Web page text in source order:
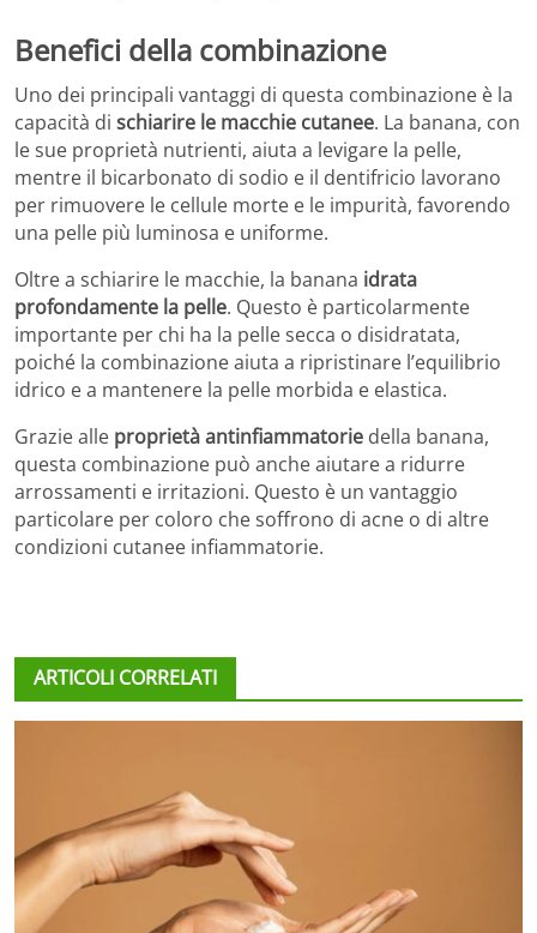
Benefici della combinazione
Uno dei principali vantaggi di questa combinazione è la
capacità di schiarire le macchie cutanee. La banana, con
le sue proprietà nutrienti, aiuta a levigare la pelle,
mentre il bicarbonato di sodio e il dentifricio lavorano
per rimuovere le cellule morte e le impurità, favorendo
una pelle più luminosa e uniforme.
Oltre a schiarire le macchie, la banana idrata
profondamente la pelle. Questo è particolarmente
importante per chi ha la pelle secca o disidratata,
poiché la combinazione aiuta a ripristinare l’equilibrio
idrico e a mantenere la pelle morbida e elastica.
Grazie alle proprietà antinfiammatorie della banana,
questa combinazione può anche aiutare a ridurre
arrossamenti e irritazioni. Questo è un vantaggio
particolare per coloro che soffrono di acne o di altre
condizioni cutanee infiammatorie.
ARTICOLI CORRELATI